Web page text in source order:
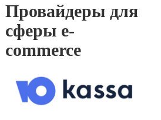
Провайдеры для
сферы e-
commerce